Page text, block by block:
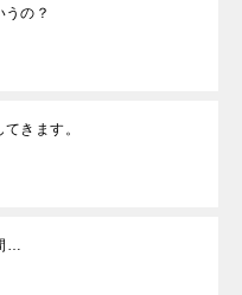
の？
きます。
…